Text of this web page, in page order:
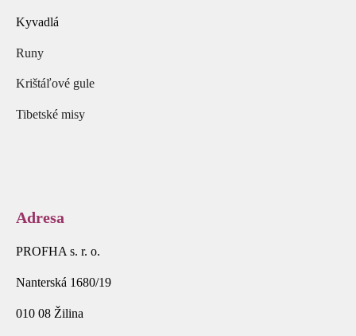
Kyvadlá
Runy
Krištáľové gule
Tibetské misy
Adresa
PROFHA s. r. o.
Nanterská 1680/19
010 08 Žilina